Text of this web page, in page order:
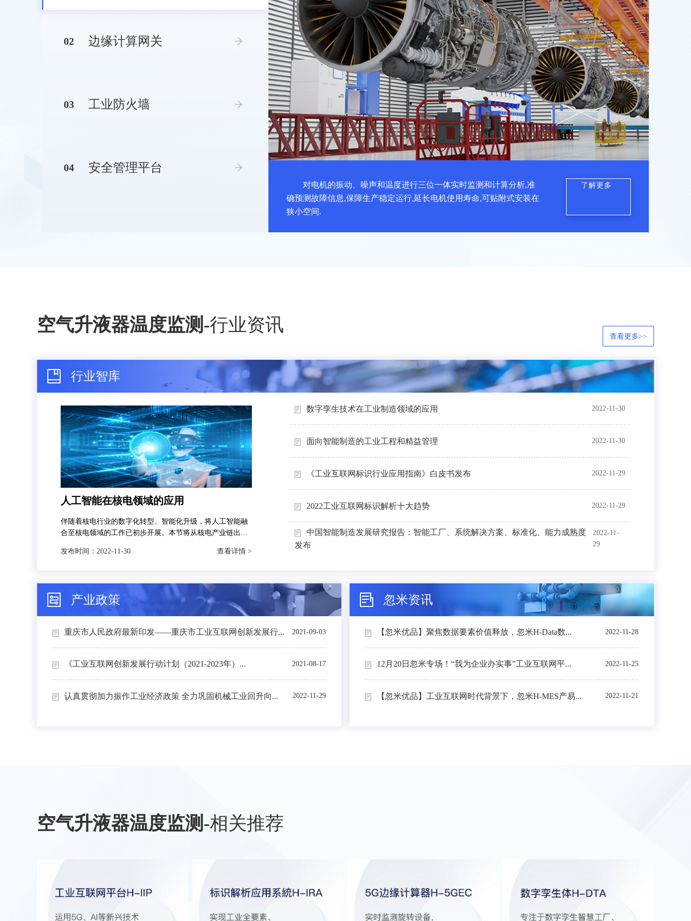
02 边缘计算网关
03 工业防火墙
04 安全管理平台
对电机的振动、噪声和温度进行三位一体实时监测和计算分析,准
确预测故障信息,保障生产稳定运行,延长电机使用寿命,可贴附式安装在
狭小空间.
了解更多
空气升液器温度监测 -行业资讯
查看更多>>
行业智库
人工智能在核电领域的应用
伴随着核电行业的数字化转型、智能化升级，将人工智能融
合至核电领域的工作已初步开展。本节将从核电产业链出
和智能运维4个场景下的典型应用进行介绍。
发布时间： 2022-11-30 查看详情 >
数字孪生技术在工业制造领域的应用 2022-11-30
面向智能制造的工业工程和精益管理 2022-11-30
《工业互联网标识行业应用指南》白皮书发布 2022-11-29
2022工业互联网标识解析十大趋势 2022-11-29
中国智能制造发展研究报告：智能工厂、系统解决方案、标准化、能力成熟度
发布
2022-11-
29
产业政策
重庆市人民政府最新印发——重庆市工业互联网创新发展行... 2021-09-03
《工业互联网创新发展行动计划（2021-2023年）... 2021-08-17
认真贯彻加力振作工业经济政策 全力巩固机械工业回升向... 2022-11-29
忽米资讯
【忽米优品】聚焦数据要素价值释放，忽米H-Data数... 2022-11-28
12月20日忽米专场！“我为企业办实事”工业互联网平... 2022-11-25
【忽米优品】工业互联网时代背景下，忽米H-MES产易... 2022-11-21
空气升液器温度监测 -相关推荐